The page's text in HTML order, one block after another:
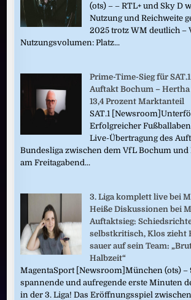
(ots) – – RTL+ und Sky D
Nutzung und Reichweite
2025 trotz WM deutlich –
Nutzungsvolumen: Platz...
Prime-Time-Sieg für
Auftakt Bochum –
13,4 Prozent Marktanteil
SAT.1
Erfolgreicher
Live-Übertragung des
Bundesliga zwischen dem VfL Bochum und
am Freitagabend...
3. Liga komplett live bei
Heiße Diskussionen bei
Auftaktsieg:
selbstkritisch, Klos zieht
sauer auf sein Team:
Halbzeit“
MagentaSport [Newsroom]München (ots) –
spannende und aufregende erste Minuten
in der 3. Liga! Das Eröffnungsspiel